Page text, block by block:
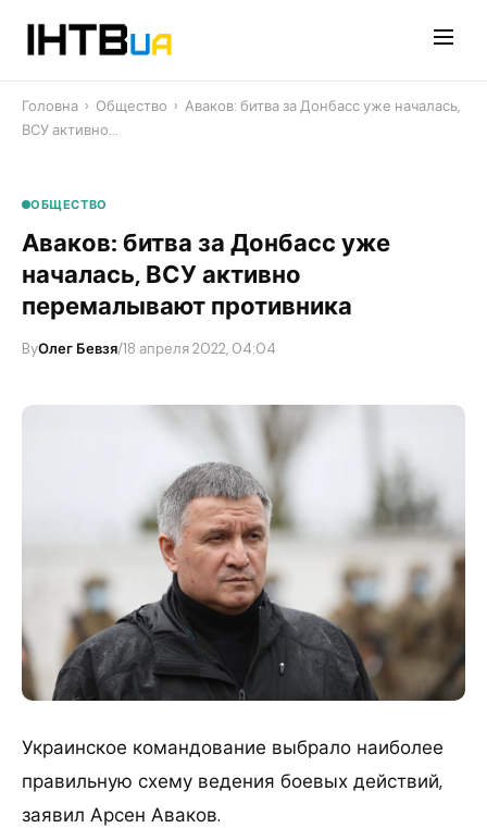
Головна › Общество › Аваков: битва за Донбасс уже началась,
ВСУ активно…
ОБЩЕСТВО
Аваков: битва за Донбасс уже
началась, ВСУ активно
перемалывают противника
ByОлег Бевзя/18 апреля 2022, 04:04
Украинское командование выбрало наиболее
правильную схему ведения боевых действий,
заявил Арсен Аваков.